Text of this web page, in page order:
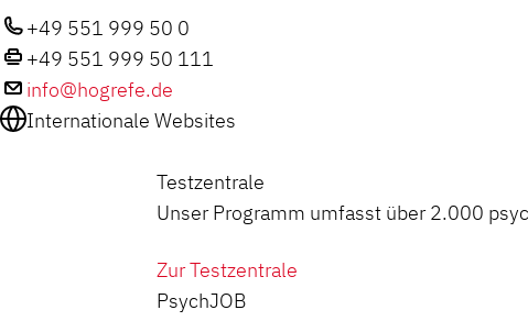
+49 551 999 50 0
+49 551 999 50 111
info@hogrefe.de
Internationale Websites
Testzentrale
Unser Programm umfasst über 2.000
Zur Testzentrale
PsychJOB